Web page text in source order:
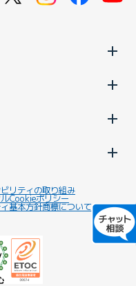
リティの取り組み
Cookieポリシー
基本方針商標について